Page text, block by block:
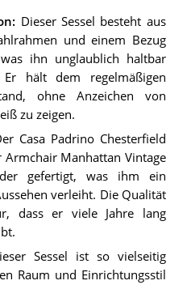
: Dieser Sessel besteht aus
und einem Bezug
ihn unglaublich haltbar
hält dem regelmäßigen
ohne Anzeichen von
zu zeigen.
Casa Padrino Chesterfield
Armchair Manhattan Vintage
gefertigt, was ihm ein
verleiht. Die Qualität
dass er viele Jahre lang
Sessel ist so vielseitig
Raum und Einrichtungsstil